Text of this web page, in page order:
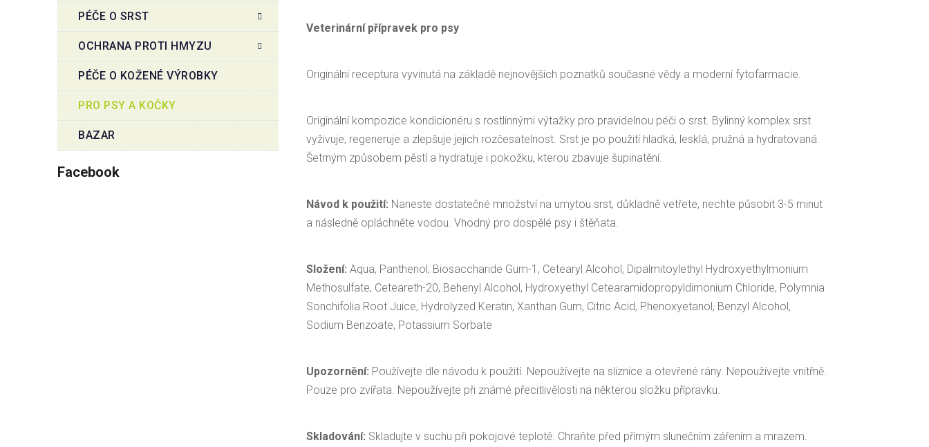
PÉČE O SRST
OCHRANA PROTI HMYZU
PÉČE O KOŽENÉ VÝROBKY
PRO PSY A KOČKY
BAZAR
Facebook
Veterinární přípravek pro psy
Originální receptura vyvinutá na základě nejnovějších poznatků současné vědy a moderní fytofarmacie.
Originální kompozice kondicionéru s rostlinnými výtažky pro pravidelnou péči o srst. Bylinný komplex srst
vyživuje, regeneruje a zlepšuje jejich rozčesatelnost. Srst je po použití hladká, lesklá, pružná a hydratovaná.
Šetrným způsobem pěstí a hydratuje i pokožku, kterou zbavuje šupinatění.
Návod k použití: Naneste dostatečné množství na umytou srst, důkladně vetřete, nechte působit 3-5 minut
a následně opláchněte vodou. Vhodný pro dospělé psy i štěňata.
Složení: Aqua, Panthenol, Biosaccharide Gum-1, Cetearyl Alcohol, Dipalmitoylethyl Hydroxyethylmonium
Methosulfate, Ceteareth-20, Behenyl Alcohol, Hydroxyethyl Cetearamidopropyldimonium Chloride, Polymnia
Sonchifolia Root Juice, Hydrolyzed Keratin, Xanthan Gum, Citric Acid, Phenoxyetanol, Benzyl Alcohol,
Sodium Benzoate, Potassium Sorbate
Upozornění: Používejte dle návodu k použití. Nepoužívejte na sliznice a otevřené rány. Nepoužívejte vnitřně.
Pouze pro zvířata. Nepoužívejte při známé přecitlivělosti na některou složku přípravku.
Skladování: Skladujte v suchu při pokojové teplotě. Chraňte před přímým slunečním zářením a mrazem.